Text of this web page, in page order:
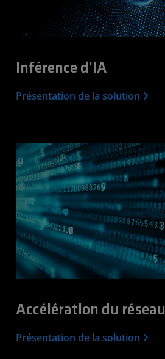
Inférence d'IA
Présentation de la solution
Accélération du réseau
Présentation de la solution